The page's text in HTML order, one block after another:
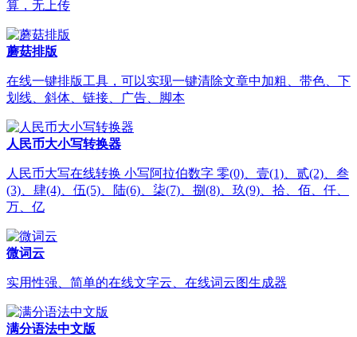
算，无上传
蘑菇排版
在线一键排版工具，可以实现一键清除文章中加粗、带色、下
划线、斜体、链接、广告、脚本
人民币大小写转换器
人民币大写在线转换 小写阿拉伯数字 零(0)、壹(1)、贰(2)、叁
(3)、肆(4)、伍(5)、陆(6)、柒(7)、捌(8)、玖(9)、拾、佰、仟、
万、亿
微词云
实用性强、简单的在线文字云、在线词云图生成器
满分语法中文版